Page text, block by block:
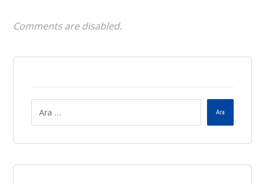
Comments are disabled.
Ara